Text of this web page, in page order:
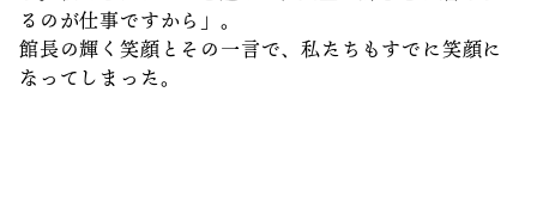
るのが仕事ですから」。
館長の輝く笑顔とその一言で、私たちもすでに笑顔に
なってしまった。